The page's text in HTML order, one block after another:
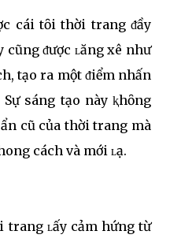
cái tȏi thời trang ᵭầy
ᵭược ʟăng xê như
tạo ra một ᵭiểm nhấn
sáng tạo này ⱪhȏng
cũ của thời trang mà
cách và mới ʟạ.
ʟấy cảm hứng từ